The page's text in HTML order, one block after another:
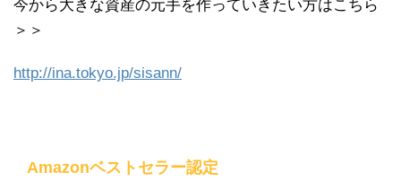
今から大きな資産の元手を作っていきたい方はこちら
＞＞
http://ina.tokyo.jp/sisann/
Amazonベストセラー認定